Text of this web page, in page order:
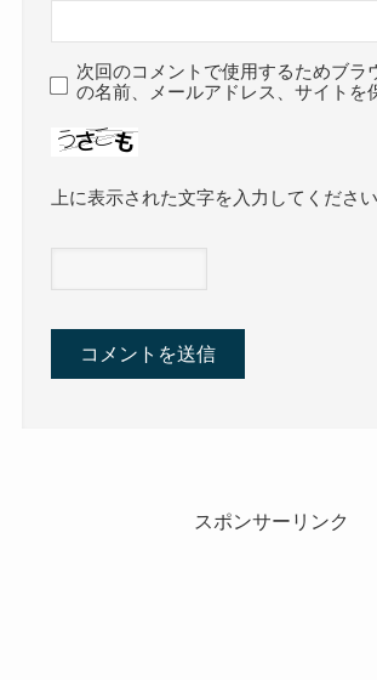
次回のコメントで使用するためブラ
の名前、メールアドレス、サイトを
上に表示された文字を入力してください
スポンサーリンク